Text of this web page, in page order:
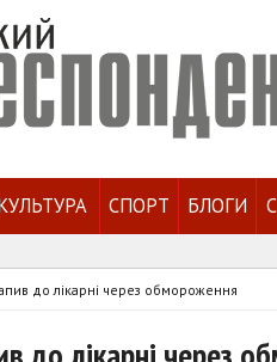
СПОРТ БЛОГИ
до лікарні через обмороження